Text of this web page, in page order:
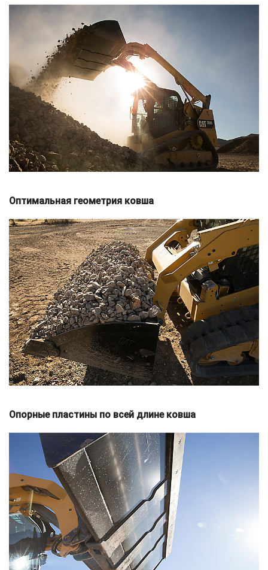
Оптимальная геометрия ковша
Опорные пластины по всей длине ковша